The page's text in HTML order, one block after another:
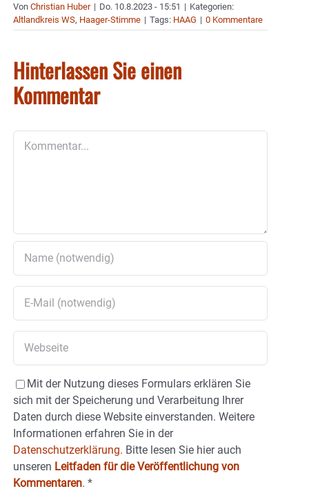
Von Christian Huber | Do. 10.8.2023 - 15:51 | Kategorien:
Altlandkreis WS, Haager-Stimme | Tags: HAAG | 0 Kommentare
Hinterlassen Sie einen
Kommentar
Mit der Nutzung dieses Formulars erklären Sie
sich mit der Speicherung und Verarbeitung Ihrer
Daten durch diese Website einverstanden. Weitere
Informationen erfahren Sie in der
Datenschutzerklärung. Bitte lesen Sie hier auch
unseren Leitfaden für die Veröffentlichung von
Kommentaren. *